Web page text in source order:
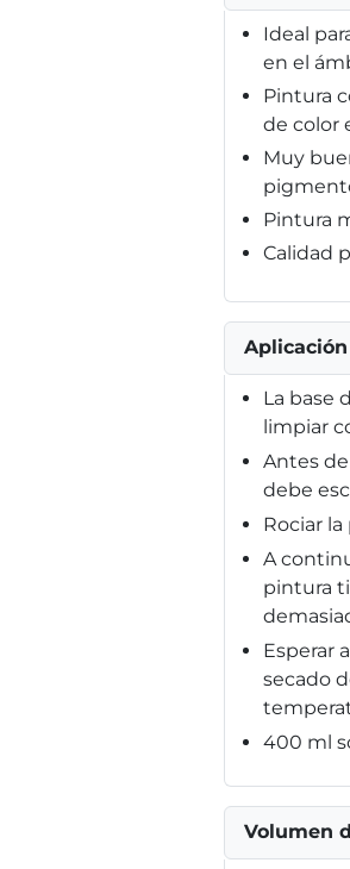
Ideal
en el
Pintura
de color
Muy
Pintura
Calidad
Aplicación
La base
limpiar
Antes
debe
Rociar
A
pintura
Esperar
secado
400 ml
Volumen